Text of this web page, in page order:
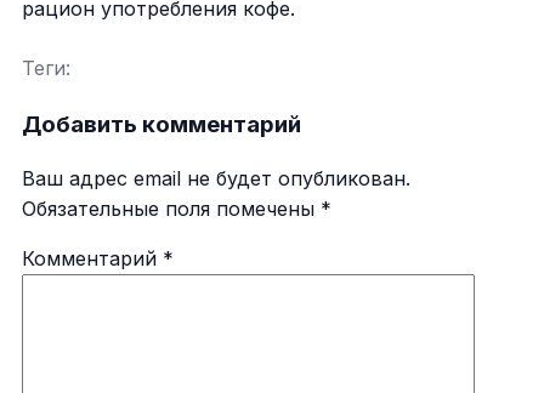
рацион употребления кофе.
Теги:
Добавить комментарий
Ваш адрес email не будет опубликован.
Обязательные поля помечены *
Комментарий *